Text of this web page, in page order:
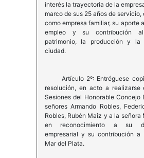
interés la trayectoria de la
marco de sus 25 años de servicio,
como empresa familiar, su aporte
empleo y su contribución
patrimonio, la producción y la
ciudad.
Artículo 2º: Entréguese
resolución, en acto a realizarse
Sesiones del Honorable Concejo
señores Armando Robles,
Robles, Rubén Maiz y a la señora
en reconocimiento a su
empresarial y su contribución a
Mar del Plata.